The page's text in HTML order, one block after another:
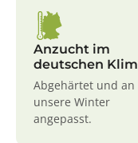
Anzucht im
deutschen
Abgehärtet und an
unsere Winter
angepasst.